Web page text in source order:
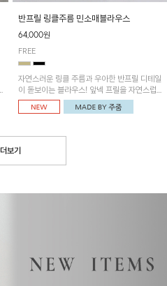
반프릴 링클주름 민소매블라우스
64,000원
FREE
자연스러운 링클 주름과 우아한 반프릴 디테일
이 돋보이는 블라우스! 앞넥 프릴을 자연스럽
게 내려 여성스러운 무드로 연출하거나, 어깨
옆 단추에 걸어 세련된 카울넥 스타일로 연출
더보기